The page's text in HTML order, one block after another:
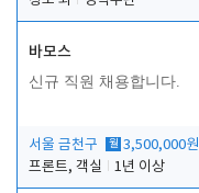
바모스
신규 직원 채용합니다.
서울 금천구 월 3,500,000원
프론트, 객실
1년 이상